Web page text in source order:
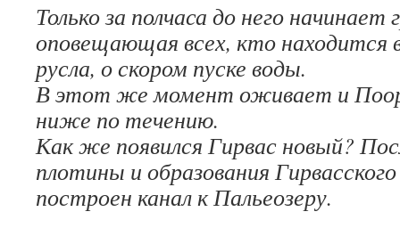
Только за полчаса до него
оповещающая всех, кто находится
русла, о скором пуске воды.
В этот же момент оживает и
ниже по течению.
Как же появился Гирвас новый?
плотины и образования
построен канал к Пальеозеру.